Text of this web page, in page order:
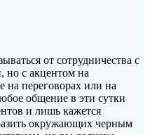
от сотрудничества с
но с акцентом на
на переговорах или на
общение в эти сутки
и лишь кажется
окружающих черным